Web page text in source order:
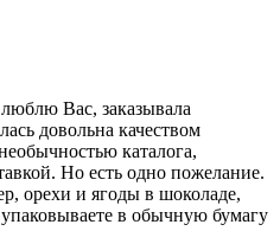
Вас, заказывала
довольна качеством
каталога,
Но есть одно пожелание.
орехи и ягоды в шоколаде,
в обычную бумагу